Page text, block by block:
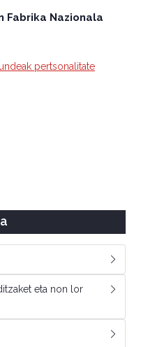
Fabrika Nazionala
pertsonalitate
eta non lor